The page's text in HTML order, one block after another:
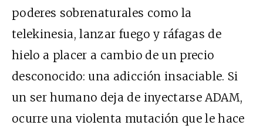
poderes sobrenaturales como la
telekinesia, lanzar fuego y ráfagas de
hielo a placer a cambio de un precio
desconocido: una adicción insaciable. Si
un ser humano deja de inyectarse ADAM,
ocurre una violenta mutación que le hace